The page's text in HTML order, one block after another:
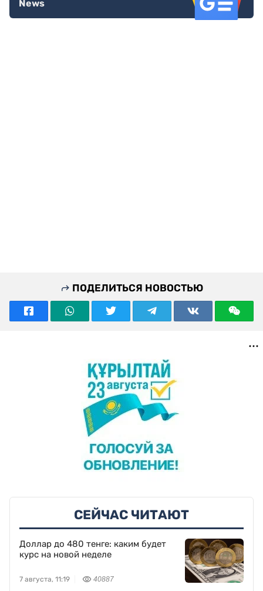
News
ПОДЕЛИТЬСЯ НОВОСТЬЮ
СЕЙЧАС ЧИТАЮТ
Доллар до 480 тенге: каким будет
курс на новой неделе
7 августа, 11:19 40887